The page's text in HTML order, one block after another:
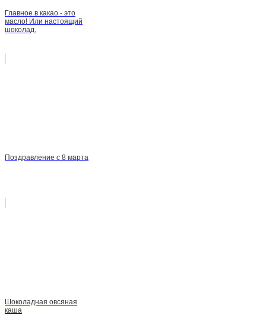
Главное в какао - это
масло! Или настоящий
шоколад.
Поздравление с 8 марта
Шоколадная овсяная
каша